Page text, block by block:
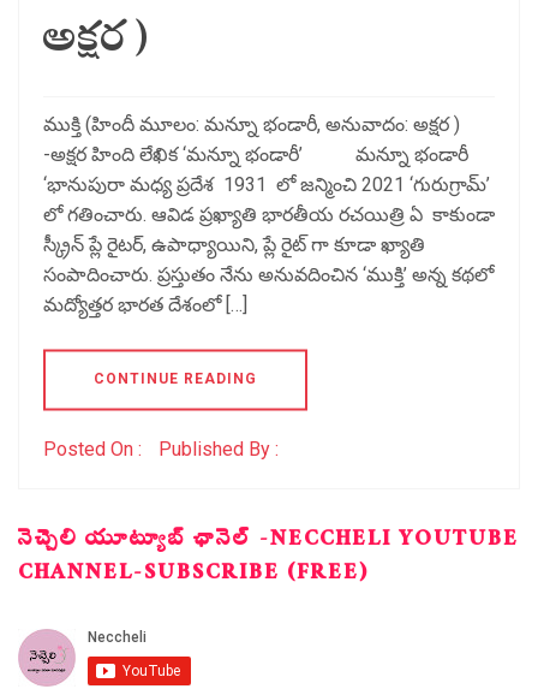
అక్షర )
ముక్తి (హిందీ మూలం: మన్నూ భండారీ, అనువాదం: అక్షర )
-అక్షర హింది లేఖిక ‘మన్నూ భండారీ’ మన్నూ భండారీ
‘భానుపురా మధ్య ప్రదేశ 1931 లో జన్మించి 2021 ‘గురుగ్రామ్’
లో గతించారు. ఆవిడ ప్రఖ్యాతి భారతీయ రచయిత్రి ఏ కాకుండా
స్క్రీన్ ప్లే రైటర్, ఉపాధ్యాయిని, ప్లే రైట్ గా కూడా ఖ్యాతి
సంపాదించారు. ప్రస్తుతం నేను అనువదించిన ‘ముక్తి’ అన్న కథలో
మద్యోత్తర భారత దేశంలో […]
CONTINUE READING
Posted On : Published By :
నెచ్చెలి యూట్యూబ్ ఛానెల్ -NECCHELI YOUTUBE
CHANNEL-SUBSCRIBE (FREE)